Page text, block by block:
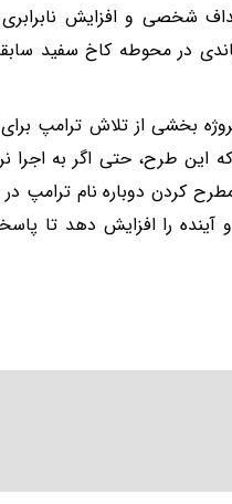
شخصی و افزایش
در محوطه کاخ سفید
بخشی از تلاش ترامپ
این طرح، حتی اگر به اجرا
کردن دوباره نام ترامپ
را افزایش دهد تا